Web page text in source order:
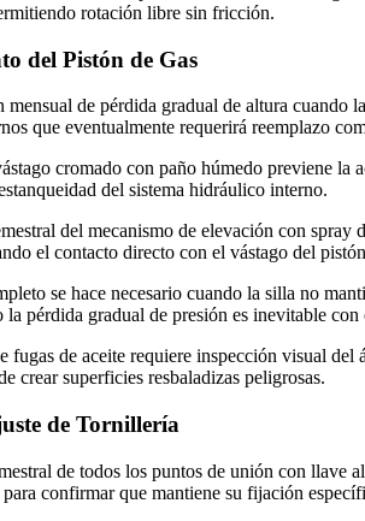
rotación libre sin fricción.
del Pistón de Gas
de pérdida gradual de altura cuando
que eventualmente requerirá reemplazo
cromado con paño húmedo previene la
del sistema hidráulico interno.
del mecanismo de elevación con
el contacto directo con el vástago del
se hace necesario cuando la silla no
la pérdida gradual de presión es inevitable con
fugas de aceite requiere inspección visual
crear superficies resbaladizas peligrosas.
de Tornillería
de todos los puntos de unión con llave
confirmar que mantiene su fijación